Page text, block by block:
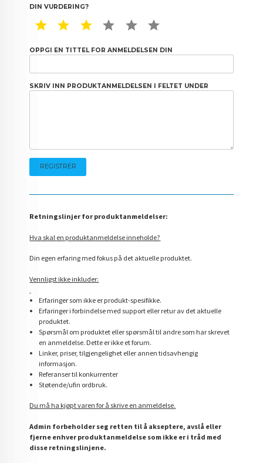
DIN VURDERING?
1 STAR2 STAR3 STAR4 STAR5 STAR
OPPGI EN TITTEL FOR ANMELDELSEN DIN
SKRIV INN PRODUKTANMELDELSEN I FELTET UNDER
Retningslinjer for produktanmeldelser:
Hva skal en produktanmeldelse inneholde?
Din egen erfaring med fokus på det aktuelle produktet.
Vennligst ikke inkluder:
Erfaringer som ikke er produkt-spesifikke.
Erfaringer i forbindelse med support eller retur av det aktuelle
produktet.
Spørsmål om produktet eller spørsmål til andre som har skrevet
en anmeldelse. Dette er ikke et forum.
Linker, priser, tilgjengelighet eller annen tidsavhengig
informasjon.
Referanser til konkurrenter
Støtende/ufin ordbruk.
Du må ha kjøpt varen for å skrive en anmeldelse.
Admin forbeholder seg retten til å akseptere, avslå eller
fjerne enhver produktanmeldelse som ikke er i tråd med
disse retningslinjene.